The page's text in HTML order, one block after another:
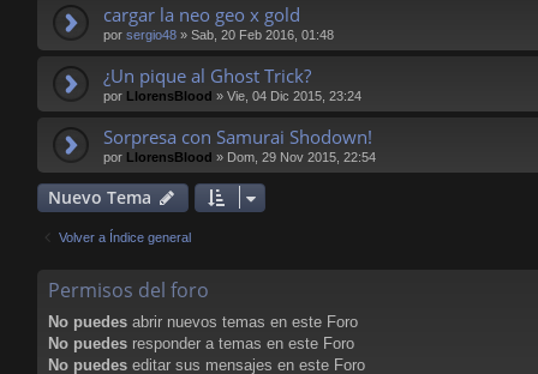
cargar la neo geo x gold
por sergio48 » Sab, 20 Feb 2016, 01:48
¿Un pique al Ghost Trick?
por LlorensBlood » Vie, 04 Dic 2015, 23:24
Sorpresa con Samurai Shodown!
por LlorensBlood » Dom, 29 Nov 2015, 22:54
Nuevo Tema
Volver a Índice general
Permisos del foro
No puedes abrir nuevos temas en este Foro
No puedes responder a temas en este Foro
No puedes editar sus mensajes en este Foro